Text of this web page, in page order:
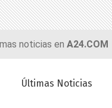
noticias en A24.COM
Últimas Noticias